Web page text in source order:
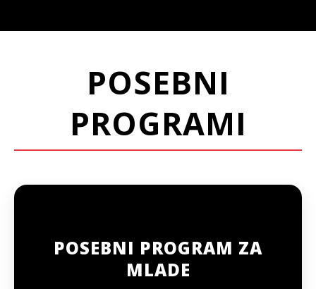
POSEBNI
PROGRAMI
POSEBNI PROGRAM ZA
MLADE